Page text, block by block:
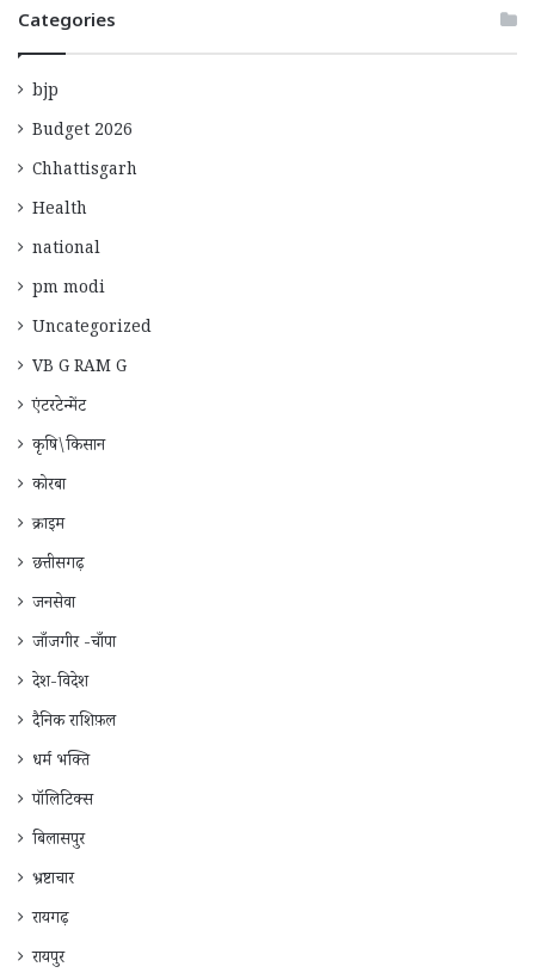
Categories
bjp
Budget 2026
Chhattisgarh
Health
national
pm modi
Uncategorized
VB G RAM G
एंटरटेन्मेंट
कृषि\किसान
कोरबा
क्राइम
छत्तीसगढ़
जनसेवा
जाँजगीर -चाँपा
देश-विदेश
दैनिक राशिफ़ल
धर्म भक्ति
पॉलिटिक्स
बिलासपुर
भ्रष्टाचार
रायगढ़
रायपुर